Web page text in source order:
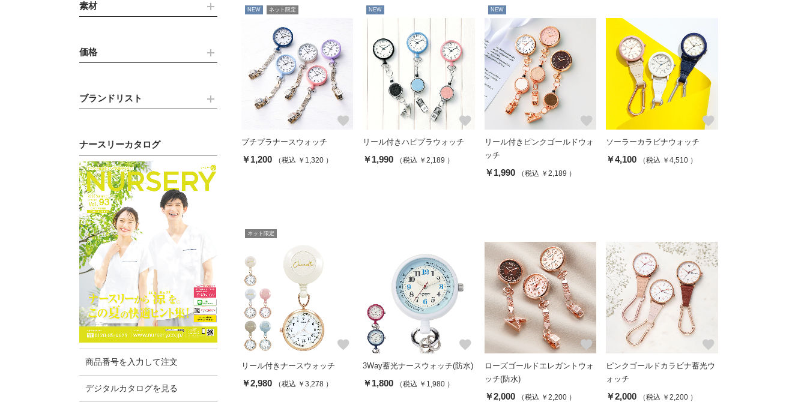
素材
価格
ブランドリスト
ナースリーカタログ
商品番号を入力して注文
デジタルカタログを見る
NEW ネット限定
favorite
プチプラナースウォッチ
￥1,200 （税込 ￥1,320 ）
NEW
favorite
リール付きハピプラウォッチ
￥1,990 （税込 ￥2,189 ）
NEW
favorite
リール付きピンクゴールドウォ
ッチ
￥1,990 （税込 ￥2,189 ）
favorite
ソーラーカラビナウォッチ
￥4,100 （税込 ￥4,510 ）
ネット限定
favorite
リール付きナースウォッチ
￥2,980 （税込 ￥3,278 ）
favorite
3Way蓄光ナースウォッチ(防水)
￥1,800 （税込 ￥1,980 ）
favorite
ローズゴールドエレガントウォ
ッチ(防水)
￥2,000 （税込 ￥2,200 ）
favorite
ピンクゴールドカラビナ蓄光ウ
ォッチ
￥2,000 （税込 ￥2,200 ）